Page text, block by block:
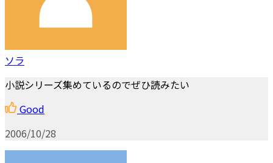
ソラ
小説シリーズ集めているのでぜひ読みたい
Good
2006/10/28